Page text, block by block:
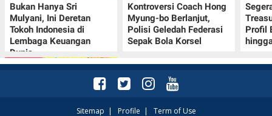
Bukan Hanya Sri
Mulyani, Ini Deretan
Tokoh Indonesia di
Lembaga Keuangan
Dunia
Kontroversi Coach Hong
Myung-bo Berlanjut,
Polisi Geledah Federasi
Sepak Bola Korsel
Profil
Sitemap | Profile | Term of Use